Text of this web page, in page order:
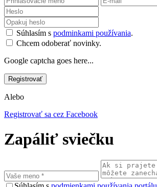
Súhlasím s podminkami používania.
Chcem odoberať novinky.
Google captcha goes here...
Alebo
Registrovať sa cez Facebook
Zapáliť sviečku